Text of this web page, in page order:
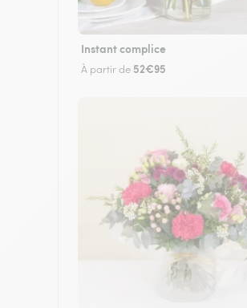
Instant complice
À partir de 52€95